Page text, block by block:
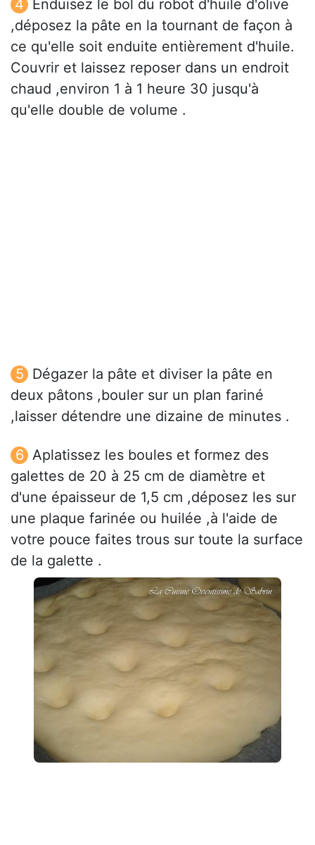
Enduisez le bol du robot d'huile d'olive
,déposez la pâte en la tournant de façon à
ce qu'elle soit enduite entièrement d'huile.
Couvrir et laissez reposer dans un endroit
chaud ,environ 1 à 1 heure 30 jusqu'à
qu'elle double de volume .
Dégazer la pâte et diviser la pâte en
deux pâtons ,bouler sur un plan fariné
,laisser détendre une dizaine de minutes .
Aplatissez les boules et formez des
galettes de 20 à 25 cm de diamètre et
d'une épaisseur de 1,5 cm ,déposez les sur
une plaque farinée ou huilée ,à l'aide de
votre pouce faites trous sur toute la surface
de la galette .